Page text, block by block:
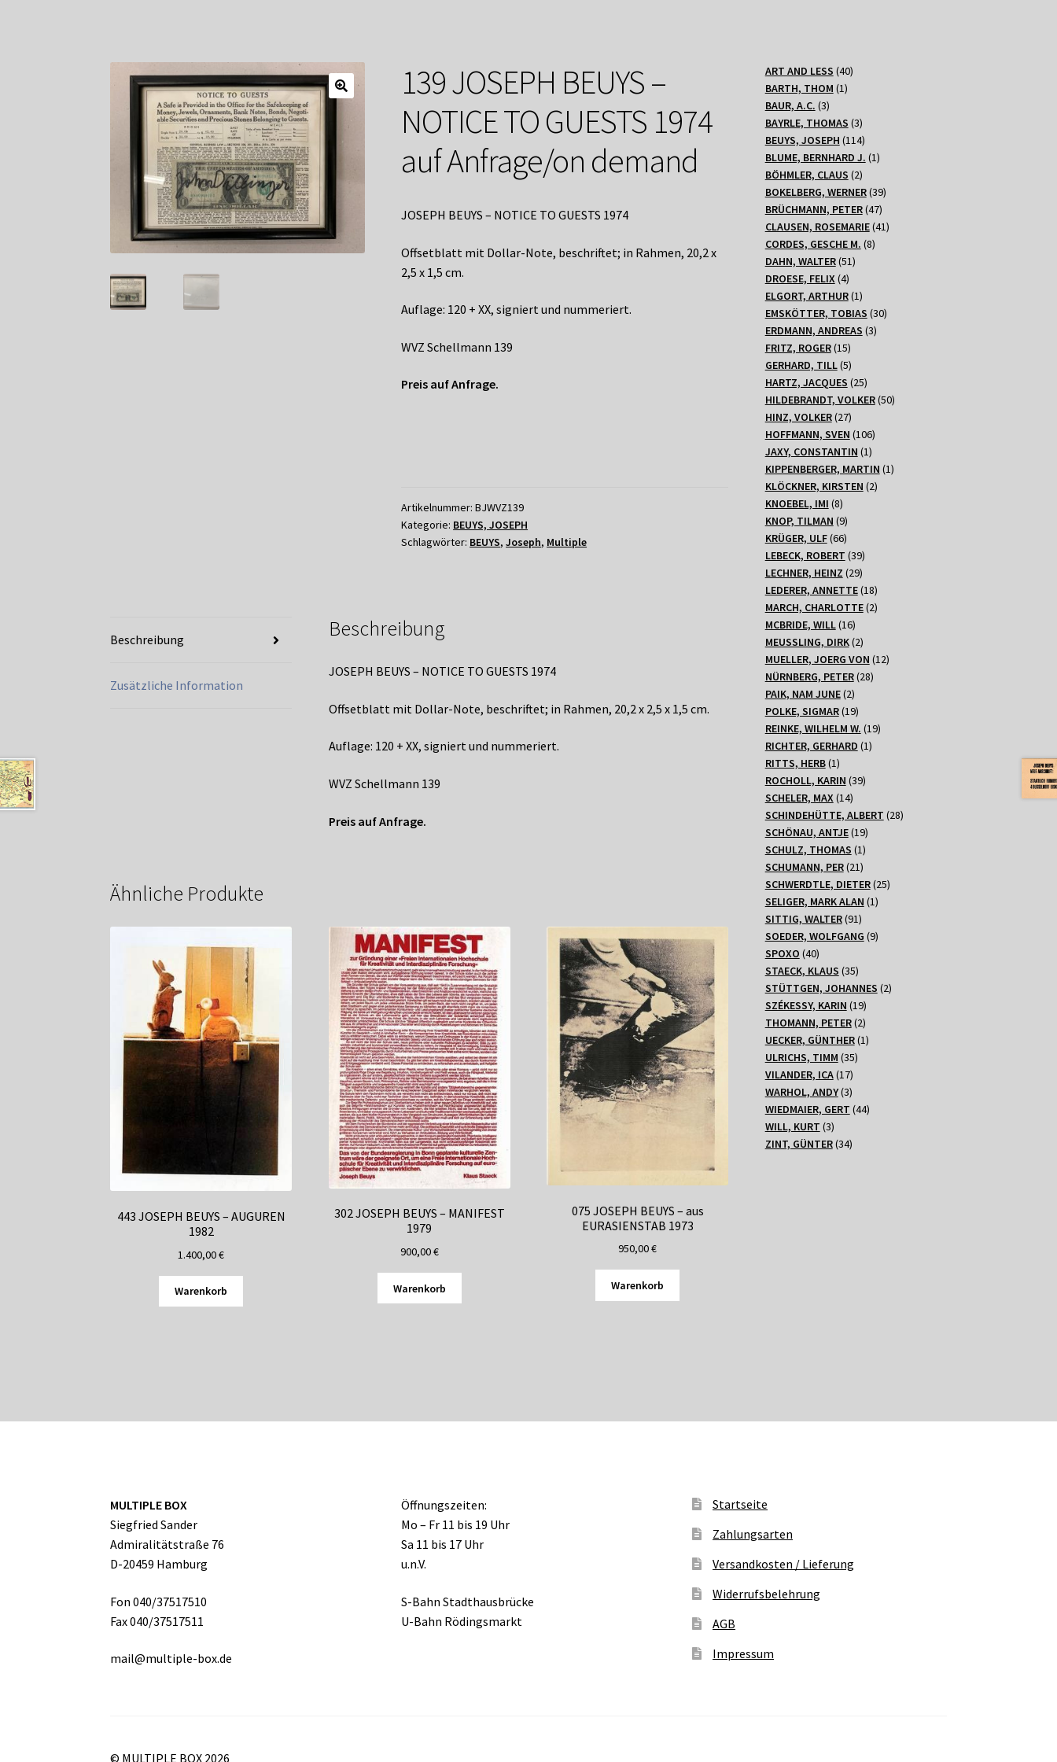
139 JOSEPH BEUYS –
NOTICE TO GUESTS 1974
auf Anfrage/on demand
JOSEPH BEUYS – NOTICE TO GUESTS 1974
Offsetblatt mit Dollar-Note, beschriftet; in Rahmen, 20,2 x
2,5 x 1,5 cm.
Auflage: 120 + XX, signiert und nummeriert.
WVZ Schellmann 139
Preis auf Anfrage.
Artikelnummer:BJWVZ139
Kategorie: BEUYS, JOSEPH
Schlagwörter: BEUYS,Joseph, Multiple
Beschreibung
Zusätzliche Information
Beschreibung
JOSEPH BEUYS – NOTICE TO GUESTS 1974
Offsetblatt mit Dollar-Note, beschriftet; in Rahmen, 20,2 x 2,5 x 1,5 cm.
Auflage: 120 + XX, signiert und nummeriert.
WVZ Schellmann 139
Preis auf Anfrage.
Ähnliche Produkte
443 JOSEPH BEUYS – AUGUREN
1982
1.400,00€
Warenkorb
302 JOSEPH BEUYS – MANIFEST
1979
900,00€
Warenkorb
075 JOSEPH BEUYS – aus
EURASIENSTAB 1973
950,00€
Warenkorb
ART AND LESS 4040
BARTH, THOM 11
BAUR, A.C. 33
Produkte
BAYRLE, THOMAS 33
Produkte
BEUYS, JOSEPH 114114
Produkte
BLUME, BERNHARD J. 11
BÖHMLER, CLAUS 22
Produkte
BOKELBERG, WERNER 3939
BRÜCHMANN, PETER 4747
Produkte
CLAUSEN, ROSEMARIE 4141
CORDES, GESCHE M. 88
DAHN, WALTER 5151
DROESE, FELIX 44
Produkte
ELGORT, ARTHUR 11
Produkt
EMSKÖTTER, TOBIAS 3030
ERDMANN, ANDREAS 33
FRITZ, ROGER 1515
Produkte
GERHARD, TILL 55
Produkte
HARTZ, JACQUES 2525
Produkte
HILDEBRANDT, VOLKER 5050
HINZ, VOLKER 2727
Produkte
HOFFMANN, SVEN 106106
Produkte
JAXY, CONSTANTIN 11
Produkt
KIPPENBERGER, MARTIN 11
KLÖCKNER, KIRSTEN 22
KNOEBEL, IMI 88
Produkte
KNOP, TILMAN 99
Produkte
KRÜGER, ULF 6666
Produkte
LEBECK, ROBERT 3939
Produkte
LECHNER, HEINZ 2929
Produkte
LEDERER, ANNETTE 1818
Produkte
MARCH, CHARLOTTE 22
MCBRIDE, WILL 1616
Produkte
MEUSSLING, DIRK 22
Produkte
MUELLER, JOERG VON 1212
NÜRNBERG, PETER 2828
PAIK, NAM JUNE 22
Produkte
POLKE, SIGMAR 1919
Produkte
REINKE, WILHELM W. 1919
RICHTER, GERHARD 11
RITTS, HERB 11
Produkt
ROCHOLL, KARIN 3939
SCHELER, MAX 1414
Produkte
SCHINDEHÜTTE, ALBERT 2828
SCHÖNAU, ANTJE 1919
Produkte
SCHULZ, THOMAS 11
Produkt
SCHUMANN, PER 2121
Produkte
SCHWERDTLE, DIETER 2525
SELIGER, MARK ALAN 11
SITTIG, WALTER 9191
Produkte
SOEDER, WOLFGANG 99
SPOXO 4040
Produkte
STAECK, KLAUS 3535
Produkte
STÜTTGEN, JOHANNES 22
SZÉKESSY, KARIN 1919
Produkte
THOMANN, PETER 22
Produkte
UECKER, GÜNTHER 11
ULRICHS, TIMM 3535
VILANDER, ICA 1717
Produkte
WARHOL, ANDY 33
Produkte
WIEDMAIER, GERT 4444
WILL, KURT 33
Produkte
ZINT, GÜNTER 3434
MULTIPLE BOX
Siegfried Sander
Admiralitätstraße 76
D-20459 Hamburg
Fon 040/37517510
Fax 040/37517511
mail@multiple-box.de
Öffnungszeiten:
Mo – Fr 11 bis 19 Uhr
Sa 11 bis 17 Uhr
u.n.V.
S-Bahn Stadthausbrücke
U-Bahn Rödingsmarkt
Startseite
Zahlungsarten
Versandkosten / Lieferung
Widerrufsbelehrung
AGB
Impressum
© MULTIPLE BOX 2026